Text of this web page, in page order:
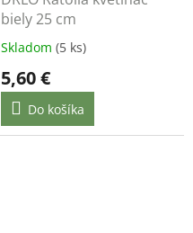
biely 25 cm
Skladom (5 ks)
5,60 €
Do košíka